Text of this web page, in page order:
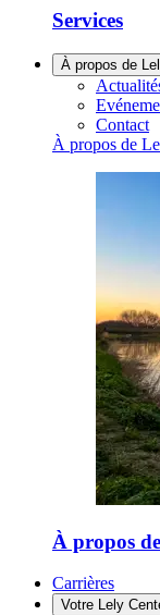
Services
À propos de
Contact
À propos de
À propos
Carrières
Votre Lely